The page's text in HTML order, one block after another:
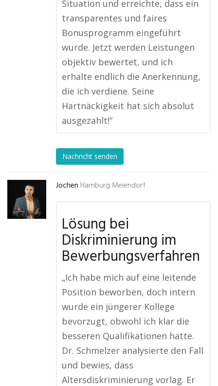
Situation und erreichte, dass ein
transparentes und faires
Bonusprogramm eingeführt
wurde. Jetzt werden Leistungen
objektiv bewertet, und ich
erhalte endlich die Anerkennung,
die ich verdiene. Seine
Hartnäckigkeit hat sich absolut
ausgezahlt!“
Nachricht senden
Jochen Hamburg Meiendorf
Lösung bei
Diskriminierung im
Bewerbungsverfahren
„Ich habe mich auf eine leitende
Position beworben, doch intern
wurde ein jüngerer Kollege
bevorzugt, obwohl ich klar die
besseren Qualifikationen hatte.
Dr. Schmelzer analysierte den Fall
und bewies, dass
Altersdiskriminierung vorlag. Er